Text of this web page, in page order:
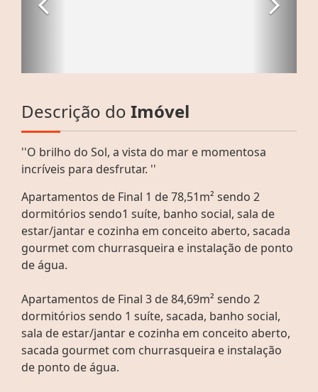
Descrição do Imóvel
''O brilho do Sol, a vista do mar e momentosa
incríveis para desfrutar. ''
Apartamentos de Final 1 de 78,51m² sendo 2
dormitórios sendo1 suíte, banho social, sala de
estar/jantar e cozinha em conceito aberto, sacada
gourmet com churrasqueira e instalação de ponto
de água.
Apartamentos de Final 3 de 84,69m² sendo 2
dormitórios sendo 1 suíte, sacada, banho social,
sala de estar/jantar e cozinha em conceito aberto,
sacada gourmet com churrasqueira e instalação
de ponto de água.